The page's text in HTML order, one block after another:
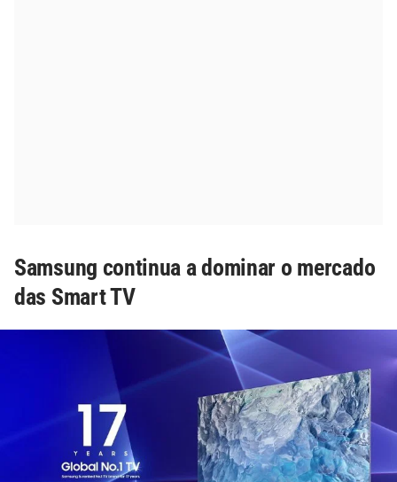
Samsung continua a dominar o mercado
das Smart TV